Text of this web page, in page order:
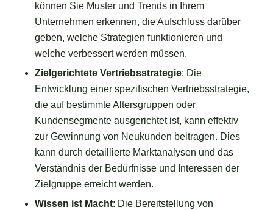
können Sie Muster und Trends in Ihrem
Unternehmen erkennen, die Aufschluss darüber
geben, welche Strategien funktionieren und
welche verbessert werden müssen.
Zielgerichtete Vertriebsstrategie: Die
Entwicklung einer spezifischen Vertriebsstrategie,
die auf bestimmte Altersgruppen oder
Kundensegmente ausgerichtet ist, kann effektiv
zur Gewinnung von Neukunden beitragen. Dies
kann durch detaillierte Marktanalysen und das
Verständnis der Bedürfnisse und Interessen der
Zielgruppe erreicht werden.
Wissen ist Macht: Die Bereitstellung von